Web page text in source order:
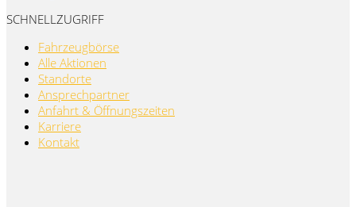
SCHNELLZUGRIFF
Fahrzeugbörse
Alle Aktionen
Standorte
Ansprechpartner
Anfahrt & Öffnungszeiten
Karriere
Kontakt